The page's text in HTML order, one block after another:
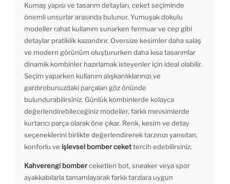
Kumaş yapısı ve tasarım detayları, ceket seçiminde
önemli unsurlar arasında bulunur. Yumuşak dokulu
modeller rahat kullanım sunarken fermuar ve cep gibi
detaylar pratiklik kazandırır. Oversize kesimler daha salaş
ve modern görünüm oluştururken daha kısa tasarımlar
dinamik kombinler hazırlamak isteyenler için ideal olabilir.
Seçim yaparken kullanım alışkanlıklarınızı ve
gardırobunuzdaki parçaları göz önünde
bulundurabilirsiniz. Günlük kombinlerde kolayca
değerlendirebileceğiniz modeller, farklı mevsimlerde
kurtarıcı parça olarak öne çıkar. Renk, kesim ve detay
seçeneklerini birlikte değerlendirerek tarzınızı yansıtan,
konforlu ve işlevsel bomber cekettercih edebilirsiniz.
Kahverengi bomberceketleri bot, sneaker veya spor
ayakkabılarla tamamlayarak farklı tarzlara uygun